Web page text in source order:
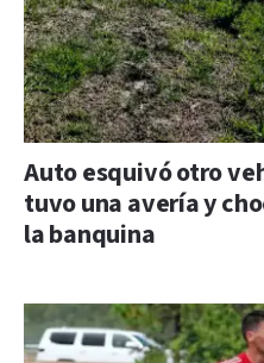
Auto esquivó otro
tuvo una avería y
la banquina